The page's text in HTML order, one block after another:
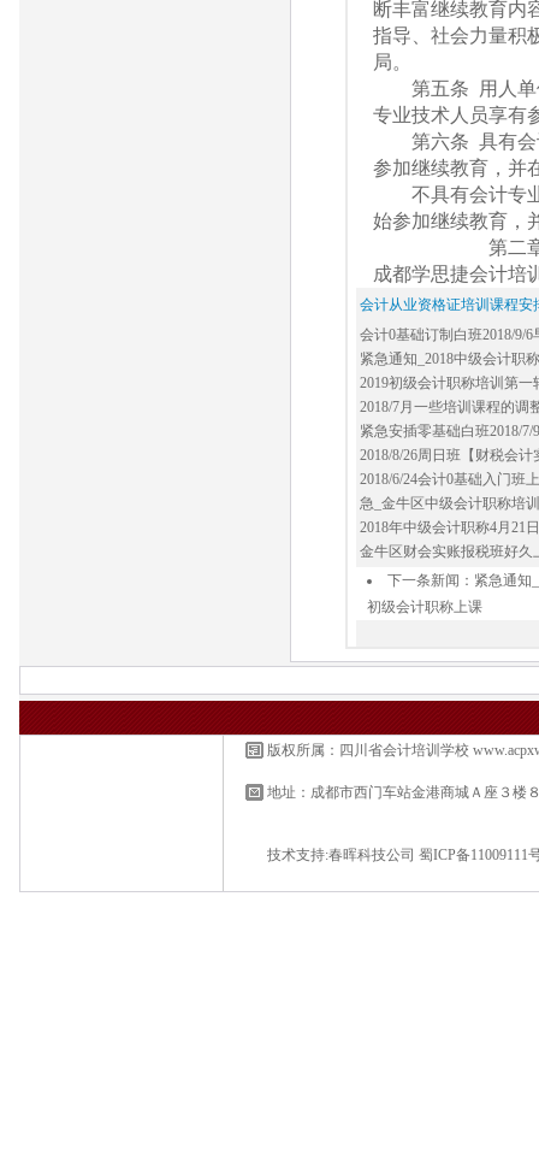
断丰富继续教育内
指导、社会力量积
局。
第五条 用人单位
专业技术人员享有
第六条 具有会计
参加继续教育，并
不具有会计专业
始参加继续教育，
第
成都学思捷会计培
会计从业资格证培训课程安
会计0基础订制白班2018/9/
心_营门口会计培训中心
紧急通知_2018中级会计职
路附近会计培训班|哪家好|
2019初级会计职称培训第
附近会计初级实务培训白天
2018/7月一些培训课程的调
场附近会计培训中心
紧急安插零基础白班2018/
培训 零基础无经验的入门班
2018/8/26周日班【财税会
班无经验零基础财税实操_
2018/6/24会计0基础入门班
门抚琴西路会计培训班
急_金牛区中级会计职称培
口中级会计职称培训班
2018年中级会计职称4月21
称好久上课啊?还推荐几份
金牛区财会实账报税班好久
培训班在哪里_手工实账学
下一条新闻： 紧急通知
初级会计职称上课
版权所属：四川省会计培训学校
地址：成都市西门车站金港商城Ａ座３楼
技术支持:春晖科技公司 蜀ICP备11009111